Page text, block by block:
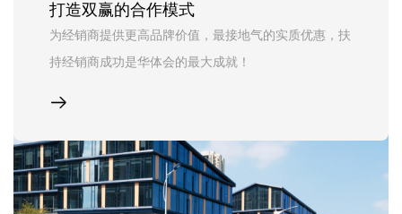
打造双赢的合作模式
为经销商提供更高品牌价值，最接地气的实质优惠，扶
持经销商成功是华体会的最大成就！